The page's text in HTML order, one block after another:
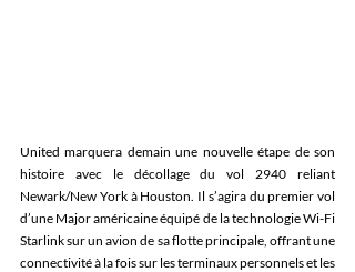
United marquera demain une nouvelle étape de son
histoire avec le décollage du vol 2940 reliant
Newark/New York à Houston. Il s’agira du premier vol
d’une Major américaine équipé de la technologie Wi-Fi
Starlink sur un avion de sa flotte principale, offrant une
connectivité à la fois sur les terminaux personnels et les